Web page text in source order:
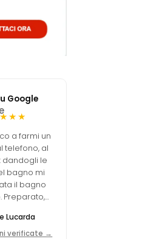
Google
a farmi un
telefono, al
dandogli le
bagno mi
il bagno
Preparato,
Lucarda
verificate →